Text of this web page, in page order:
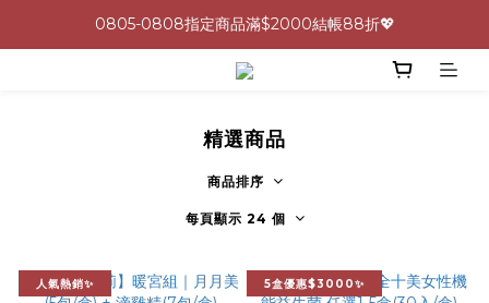
0805-0808指定商品滿$2000結帳88折💖
0805-0808指定商品滿$2000結帳88折💖
呵護身心🩷十全十美益生菌最低一盒 $600 UP🪐
0805-0808指定商品滿$2000結帳88折💖
精選商品
商品排序
每頁顯示 24 個
人氣熱銷✨ 5盒優惠$3000✨